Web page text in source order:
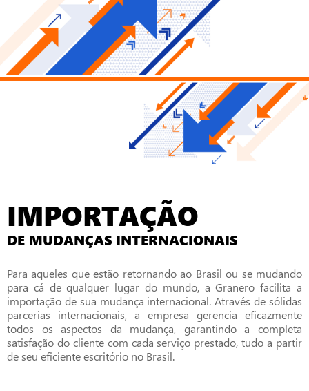
IMPORTAÇÃO
DE MUDANÇAS INTERNACIONAIS
Para aqueles que estão retornando ao Brasil ou se mudando
para cá de qualquer lugar do mundo, a Granero facilita a
importação de sua mudança internacional. Através de sólidas
parcerias internacionais, a empresa gerencia eficazmente
todos os aspectos da mudança, garantindo a completa
satisfação do cliente com cada serviço prestado, tudo a partir
de seu eficiente escritório no Brasil.